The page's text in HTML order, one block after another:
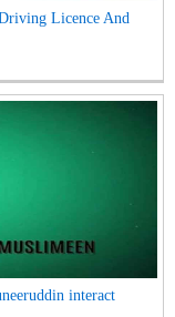
Licence And
interact